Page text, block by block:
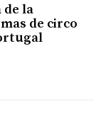
de la
de circo